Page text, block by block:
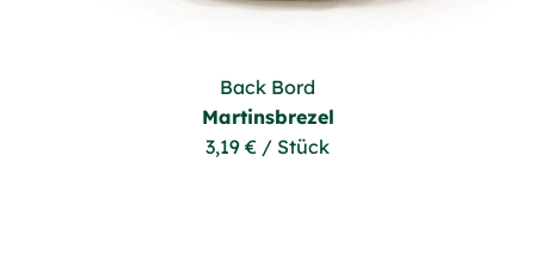
Back Bord
Martinsbrezel
3,19 € / Stück